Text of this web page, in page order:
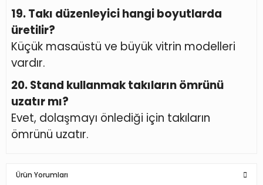
19. Takı düzenleyici hangi boyutlarda
üretilir?
Küçük masaüstü ve büyük vitrin modelleri
vardır.
20. Stand kullanmak takıların ömrünü
uzatır mı?
Evet, dolaşmayı önlediği için takıların
ömrünü uzatır.
Ürün Yorumları